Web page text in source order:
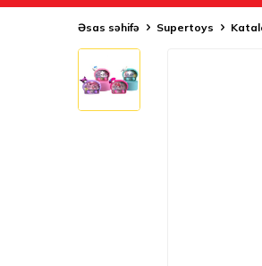
Əsas səhifə Supertoys